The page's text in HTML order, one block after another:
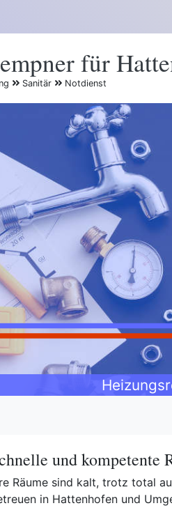
für
Sanitär Notdienst
und kompetente
Räume sind kalt, trotz total
in Hattenhofen und